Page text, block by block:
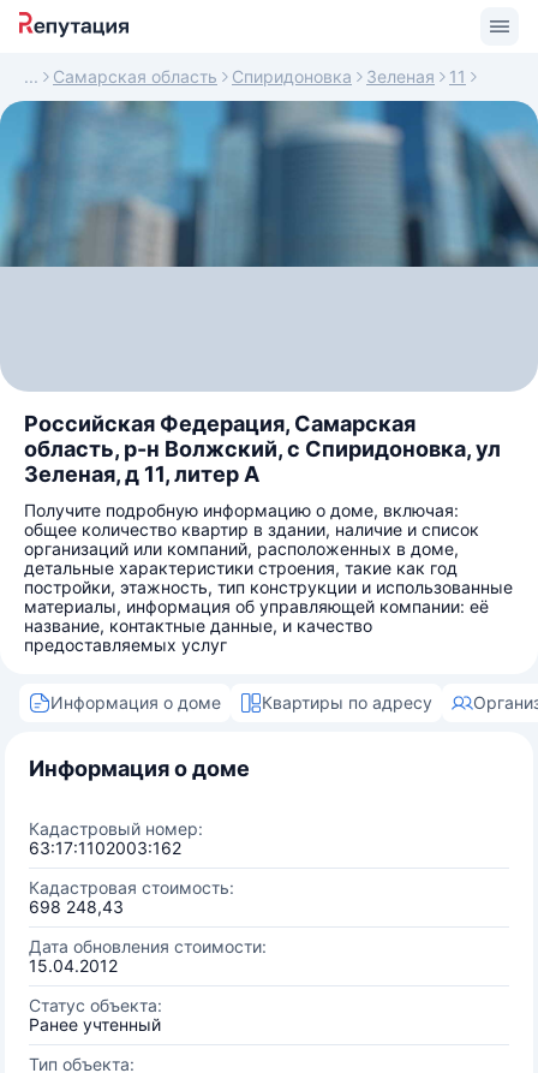
Самарская область Спиридоновка Зеленая 11
Российская Федерация, Самарская
область, р-н Волжский, с Спиридоновка, ул
Зеленая, д 11, литер А
Получите подробную информацию о доме, включая:
общее количество квартир в здании, наличие и список
организаций или компаний, расположенных в доме,
детальные характеристики строения, такие как год
постройки, этажность, тип конструкции и использованные
материалы, информация об управляющей компании: её
название, контактные данные, и качество
предоставляемых услуг
Информация о доме Квартиры по адресу
Информация о доме
Кадастровый номер:
63:17:1102003:162
Кадастровая стоимость:
698 248,43
Дата обновления стоимости:
15.04.2012
Статус объекта:
Ранее учтенный
Тип объекта: